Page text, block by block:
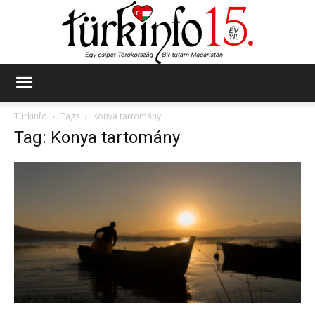
Türkinfo
Tags Konya tartomány
Tag: Konya tartomány